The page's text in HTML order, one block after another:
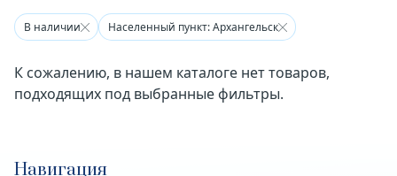
В наличии Населенный пункт: Архангельск
К сожалению, в нашем каталоге нет товаров,
подходящих под выбранные фильтры.
Навигация